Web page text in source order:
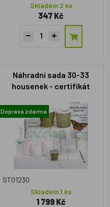
Skladem 2 ks
347 Kč
Náhradní sada 30-33
housenek - certifikát
Doprava zdarma
ST01230
Skladem 1 ks
1 799 Kč